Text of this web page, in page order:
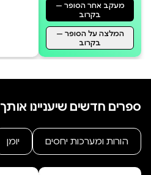
מעקב אחר הסופר —
בקרוב
המלצה על הסופר —
בקרוב
ספרים חדשים שיעניינו אותך
הורות ומערכות יחסים יומן